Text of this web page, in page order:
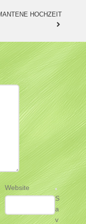
HOCHZEIT
Website
S
a
v